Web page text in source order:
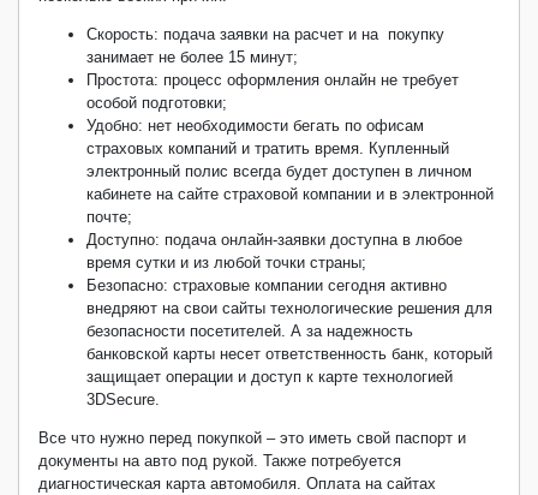
Скорость: подача заявки на расчет и на покупку
занимает не более 15 минут;
Простота: процесс оформления онлайн не требует
особой подготовки;
Удобно: нет необходимости бегать по офисам
страховых компаний и тратить время. Купленный
электронный полис всегда будет доступен в личном
кабинете на сайте страховой компании и в электронной
почте;
Доступно: подача онлайн-заявки доступна в любое
время сутки и из любой точки страны;
Безопасно: страховые компании сегодня активно
внедряют на свои сайты технологические решения для
безопасности посетителей. А за надежность
банковской карты несет ответственность банк, который
защищает операции и доступ к карте технологией
3DSecure
Все что нужно перед покупкой – это иметь свой паспорт и
документы на авто под рукой. Также потребуется
диагностическая карта автомобиля. Оплата на сайтах